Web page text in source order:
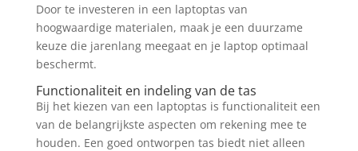
Door te investeren in een laptoptas van
hoogwaardige materialen, maak je een duurzame
keuze die jarenlang meegaat en je laptop optimaal
beschermt.
Functionaliteit en indeling van de tas
Bij het kiezen van een laptoptas is functionaliteit een
van de belangrijkste aspecten om rekening mee te
houden. Een goed ontworpen tas biedt niet alleen